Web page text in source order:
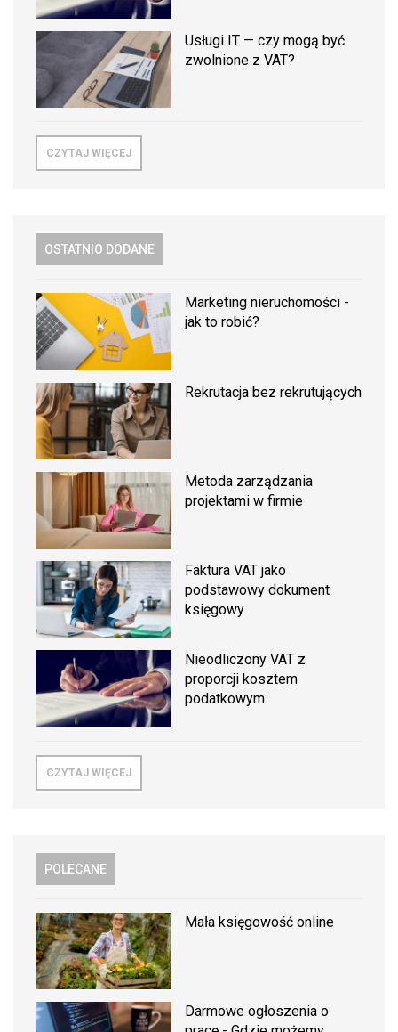
Usługi IT — czy mogą być
zwolnione z VAT?
CZYTAJ WIĘCEJ
OSTATNIO DODANE
Marketing nieruchomości -
jak to robić?
Rekrutacja bez rekrutujących
Metoda zarządzania
projektami w firmie
Faktura VAT jako
podstawowy dokument
księgowy
Nieodliczony VAT z
proporcji kosztem
podatkowym
CZYTAJ WIĘCEJ
POLECANE
Mała księgowość online
Darmowe ogłoszenia o